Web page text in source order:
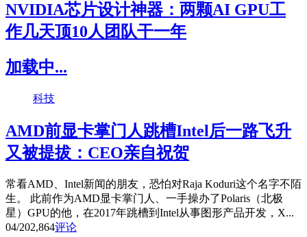
NVIDIA芯片设计神器：两颗AI GPU工
作几天顶10人团队干一年
加载中...
科技
AMD前显卡掌门人跳槽Intel后一路飞升
又被提拔：CEO亲自祝贺
常看AMD、Intel新闻的朋友，恐怕对Raja Koduri这个名字不陌
生。 此前作为AMD显卡掌门人、一手操办了Polaris（北极
星）GPU的他，在2017年跳槽到Intel从事图形产品开发，X...
04/202,864评论